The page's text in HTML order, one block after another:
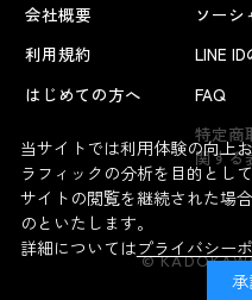
会社概要
利用規約
はじめての方へ
ソーシ
LINE
FAQ
特定商
関する
©
当サイトでは利用体験の向上
ラフィックの分析を目的とし
サイトの閲覧を継続された場
のといたします。
詳細についてはプライバシー
承